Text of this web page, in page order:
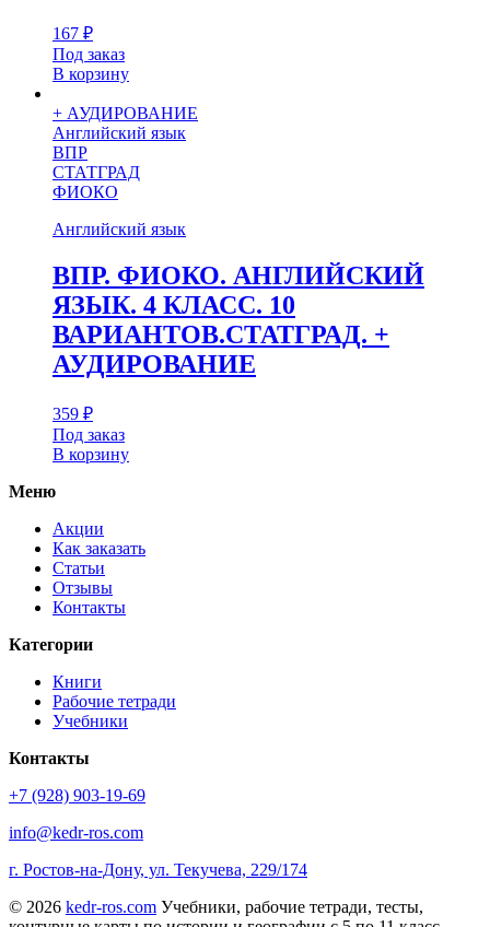
167 ₽
Под заказ
В корзину
+ АУДИРОВАНИЕ
Английский язык
ВПР
СТАТГРАД
ФИОКО
Английский язык
ВПР. ФИОКО. АНГЛИЙСКИЙ
ЯЗЫК. 4 КЛАСС. 10
ВАРИАНТОВ.СТАТГРАД. +
АУДИРОВАНИЕ
359 ₽
Под заказ
В корзину
Меню
Акции
Как заказать
Статьи
Отзывы
Контакты
Категории
Книги
Рабочие тетради
Учебники
Контакты
+7 (928) 903-19-69
info@kedr-ros.com
г. Ростов-на-Дону, ул. Текучева, 229/174
© 2026 kedr-ros.com Учебники, рабочие тетради, тесты,